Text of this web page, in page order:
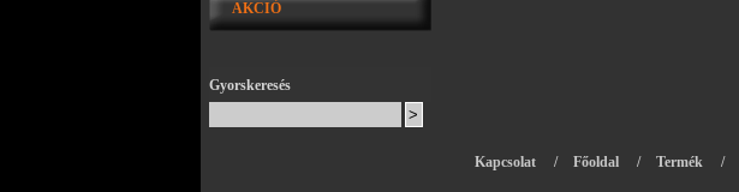
AKCIÓ
Gyorskeresés
Kapcsolat / Főoldal / Termék /